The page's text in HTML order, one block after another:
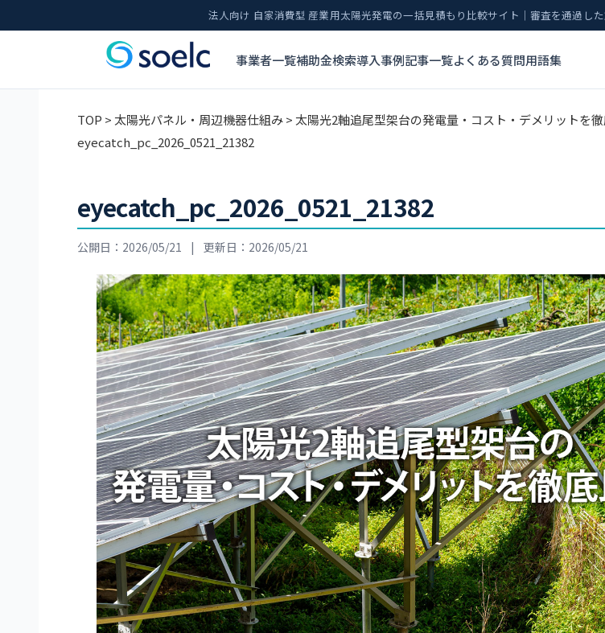
法人向け 自家消費型 産業用太陽光発電の一括見積もり比較サイト｜審査を通過し
事業者一覧補助金検索導入事例記事一覧よくある質問用語集
TOP > 太陽光パネル・周辺機器仕組み> 太陽光2軸追尾型架台の発電量・コスト・デメリットを
eyecatch_pc_2026_0521_21382
eyecatch_pc_2026_0521_21382
公開日：2026/05/21 | 更新日：2026/05/21